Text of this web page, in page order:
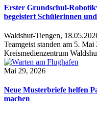
Erster Grundschul-
begeistert Schülerinnen
Waldshut-Tiengen,
Teamgeist standen am 5.
Kreismedienzentrum
Mai 29, 2026
Neue Musterbriefe helfen
machen